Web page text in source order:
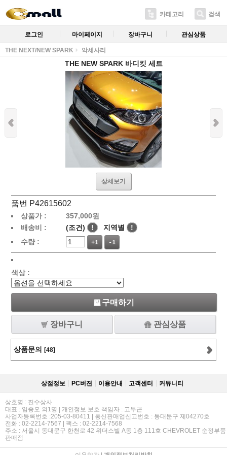
카테고리 검색
로그인 마이페이지 장바구니 관심상품
THE NEXT/NEW SPARK 악세사리
THE NEW SPARK 바디킷 세트
상세보기
품번 P42615602
상품가 : 357,000원
배송비 :
(조건) ! 지역별
!
수량 :
+1 -1
색상 :
구매하기
장바구니 관심상품
상품문의 [48]
상점정보 PC버젼 이용안내 고객센터 커뮤니티
상호명 : 진수상사
대표 : 임종오 외1명 | 개인정보 보호 책임자 : 고두곤
사업자등록번호 :205-03-80411 | 통신판매업신고번호 : 동대문구 제04270호
전화 : 02-2214-7567 | 팩스 : 02-2214-7568
주소 : 서울시 동대문구 한천로 42 위더스빌 A동 1층 111호 CHEVROLET 순정부품
판매점